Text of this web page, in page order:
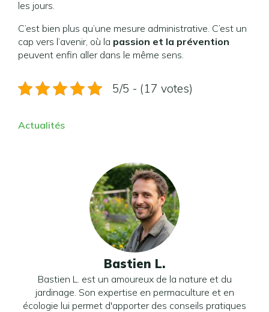
les jours.
C’est bien plus qu’une mesure administrative. C’est un
cap vers l’avenir, où la passion et la prévention
peuvent enfin aller dans le même sens.
5/5 - (17 votes)
Actualités
Bastien L.
Bastien L. est un amoureux de la nature et du
jardinage. Son expertise en permaculture et en
écologie lui permet d'apporter des conseils pratiques